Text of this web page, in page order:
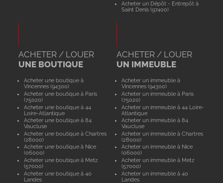
Acheter un Dépôt - Entrepôt à
Saint Denis (97400)
ACHETER / LOUER
UNE BOUTIQUE
Acheter une boutique à
Vincennes (94300)
Acheter une boutique à Paris
(75020)
Acheter une boutique à 44
Loire-Atlantique
Acheter une boutique à 84
Vaucluse
Acheter une boutique à Chartres
(28000)
Acheter une boutique à Nice
(06000)
Acheter une boutique à Metz
(57000)
Acheter une boutique à 40
Landes
ACHETER / LOUER
UN IMMEUBLE
Acheter un immeuble à
Vincennes (94300)
Acheter un immeuble à Paris
(75020)
Acheter un immeuble à 44 Loire-
Atlantique
Acheter un immeuble à 84
Vaucluse
Acheter un immeuble à Chartres
(28000)
Acheter un immeuble à Nice
(06000)
Acheter un immeuble à Metz
(57000)
Acheter un immeuble à 40
Landes